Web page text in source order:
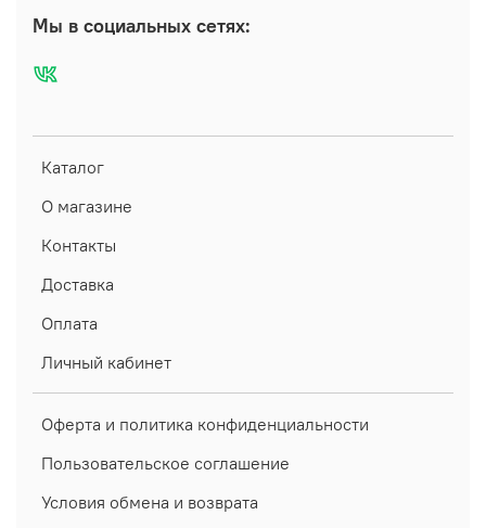
Каталог
О магазине
Контакты
Доставка
Оплата
Личный кабинет
Оферта и политика конфиденциальности
Пользовательское соглашение
Условия обмена и возврата
Мы в социальных сетях: